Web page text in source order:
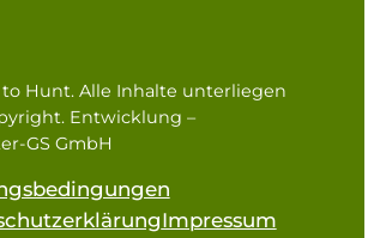
to Hunt. Alle Inhalte unterliegen
Entwicklung –
GS GmbH
Impressum